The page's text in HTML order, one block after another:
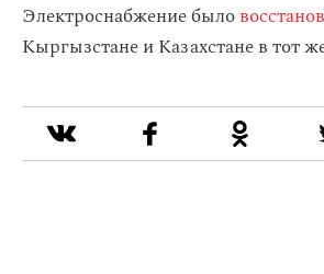
Электроснабжение было
Кыргызстане и Казахстане в тот